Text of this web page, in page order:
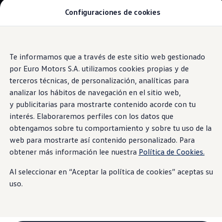
Configuraciones de cookies
Te informamos que a través de este sitio web gestionado
por Euro Motors S.A. utilizamos cookies propias y de
terceros técnicas, de personalización, analíticas para
analizar los hábitos de navegación en el sitio web,
y publicitarias para mostrarte contenido acorde con tu
interés. Elaboraremos perfiles con los datos que
obtengamos sobre tu comportamiento y sobre tu uso de la
web para mostrarte así contenido personalizado. Para
obtener más información lee nuestra Política de Cookies.
Al seleccionar en “Aceptar la política de cookies” aceptas su
uso.
contenido
principal
a pie
de
Modelos y Concesionarios
Cotiza Aquí
Test Drive
Marca y Experiencia
Volkswagen Perú
Espacio Exclusivo para Prensa
Innovación y Tecnología
#Project1Hour
Latin NCAP
Postventa
Servicios de Mantenimiento
Paquetes de Servicio
Information
Verde Saga